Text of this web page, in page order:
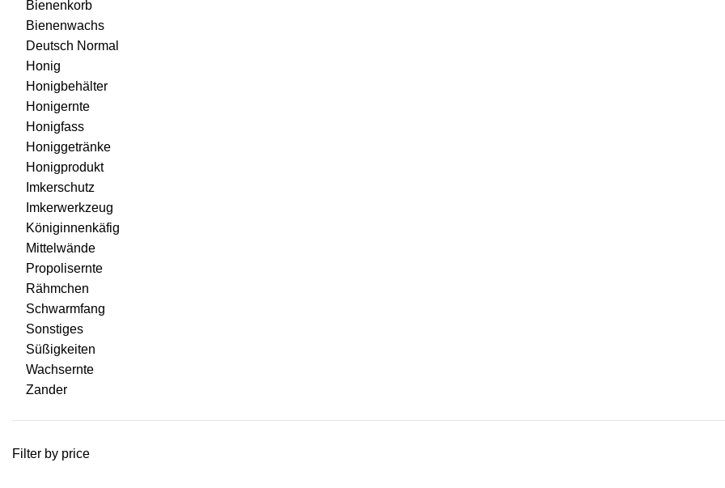
Bienenkorb
Bienenwachs
Deutsch Normal
Honig
Honigbehälter
Honigernte
Honigfass
Honiggetränke
Honigprodukt
Imkerschutz
Imkerwerkzeug
Königinnenkäfig
Mittelwände
Propolisernte
Rähmchen
Schwarmfang
Sonstiges
Süßigkeiten
Wachsernte
Zander
Filter by price